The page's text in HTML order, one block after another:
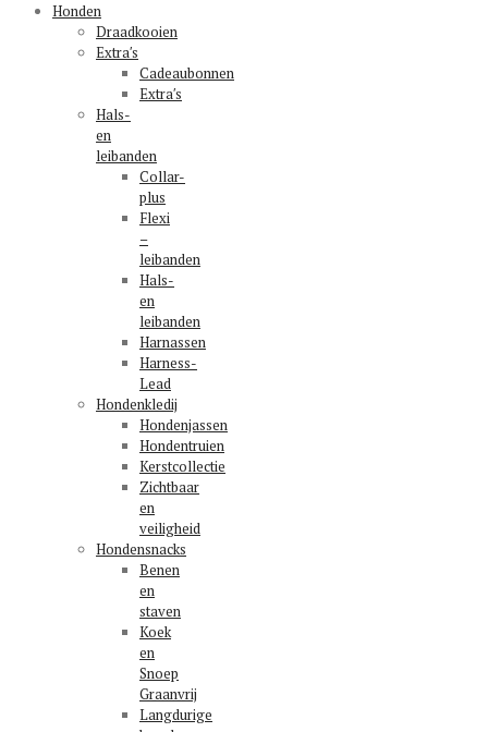
Honden
Draadkooien
Extra′s
Cadeaubonnen
Extra′s
Hals-
en
leibanden
Collar-
plus
Flexi
–
leibanden
Hals-
en
leibanden
Harnassen
Harness-
Lead
Hondenkledij
Hondenjassen
Hondentruien
Kerstcollectie
Zichtbaar
en
veiligheid
Hondensnacks
Benen
en
staven
Koek
en
Snoep
Graanvrij
Langdurige